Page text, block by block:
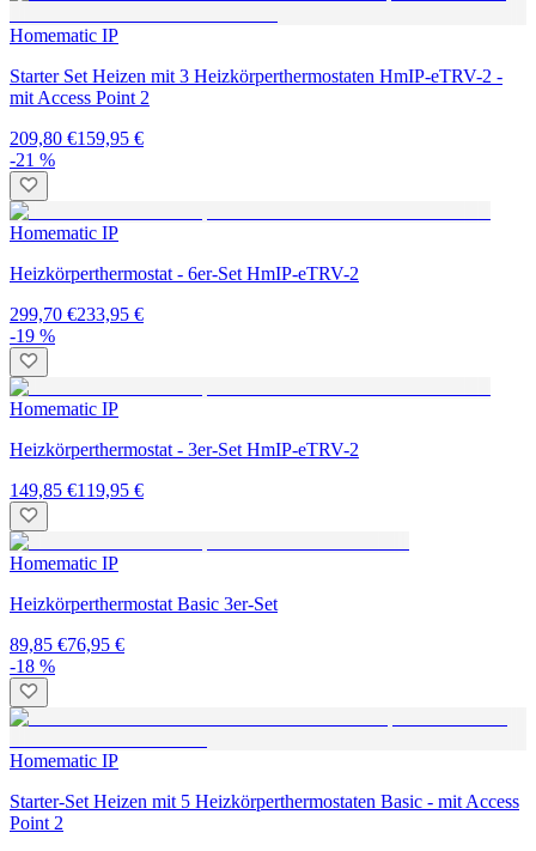
Homematic IP
Starter Set Heizen mit 3 Heizkörperthermostaten HmIP-eTRV-2 -
mit Access Point 2
209,80 €159,95 €
-21 %
Homematic IP
Heizkörperthermostat - 6er-Set HmIP-eTRV-2
299,70 €233,95 €
-19 %
Homematic IP
Heizkörperthermostat - 3er-Set HmIP-eTRV-2
149,85 €119,95 €
Homematic IP
Heizkörperthermostat Basic 3er-Set
89,85 €76,95 €
-18 %
Homematic IP
Starter-Set Heizen mit 5 Heizkörperthermostaten Basic - mit Access
Point 2